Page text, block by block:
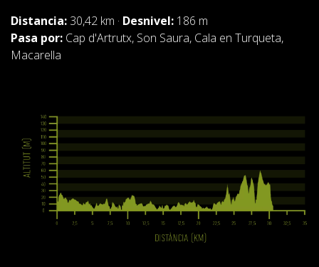
Distancia: 30,42 km · Desnivel: 186 m
Pasa por: Cap d'Artrutx, Son Saura, Cala en Turqueta,
Macarella